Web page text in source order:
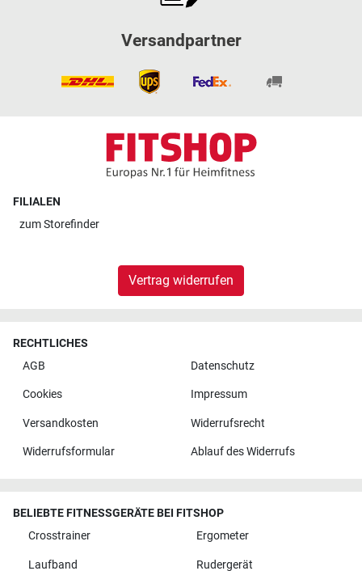
Versandpartner
FILIALEN
zumStorefinder
Vertrag widerrufen
RECHTLICHES
AGB
Datenschutz
Cookies Impressum
Versandkosten Widerrufsrecht
Widerrufsformular Ablauf des Widerrufs
BELIEBTE FITNESSGERÄTE BEI FITSHOP
Crosstrainer
Ergometer
Laufband Rudergerät